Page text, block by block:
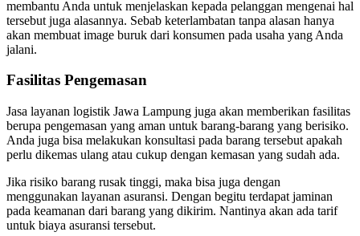
membantu Anda untuk menjelaskan kepada pelanggan mengenai hal
tersebut juga alasannya. Sebab keterlambatan tanpa alasan hanya
akan membuat image buruk dari konsumen pada usaha yang Anda
jalani.
Fasilitas Pengemasan
Jasa layanan logistik Jawa Lampung juga akan memberikan fasilitas
berupa pengemasan yang aman untuk barang-barang yang berisiko.
Anda juga bisa melakukan konsultasi pada barang tersebut apakah
perlu dikemas ulang atau cukup dengan kemasan yang sudah ada.
Jika risiko barang rusak tinggi, maka bisa juga dengan
menggunakan layanan asuransi. Dengan begitu terdapat jaminan
pada keamanan dari barang yang dikirim. Nantinya akan ada tarif
untuk biaya asuransi tersebut.